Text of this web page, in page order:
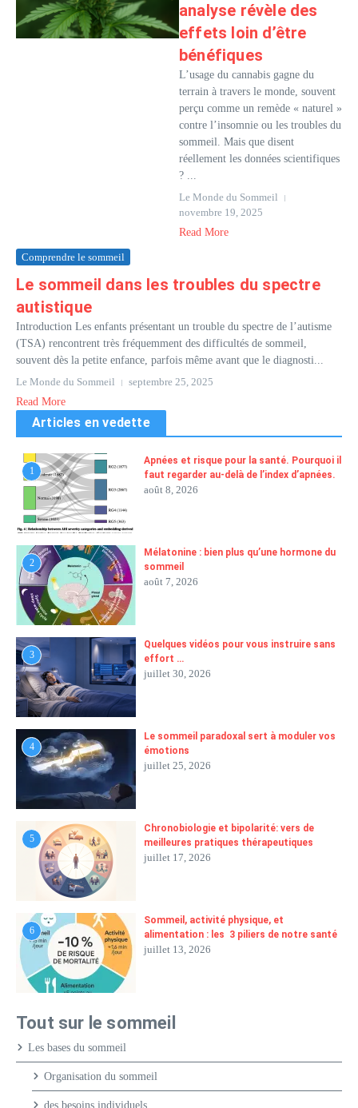
analyse révèle des
effets loin d’être
bénéfiques
L’usage du cannabis gagne du
terrain à travers le monde, souvent
perçu comme un remède « naturel »
contre l’insomnie ou les troubles du
sommeil. Mais que disent
réellement les données scientifiques
? ...
Le Monde du Sommeil
novembre 19, 2025
Read More
Comprendre le sommeil
Le sommeil dans les troubles du spectre
autistique
Introduction Les enfants présentant un trouble du spectre de l’autisme
(TSA) rencontrent très fréquemment des difficultés de sommeil,
souvent dès la petite enfance, parfois même avant que le diagnosti...
Le Monde du Sommeil
septembre 25, 2025
Read More
Articles en vedette
1
Apnées et risque pour la santé. Pourquoi il
faut regarder au-delà de l’index d’apnées.
août 8, 2026
2
Mélatonine : bien plus qu’une hormone du
sommeil
août 7, 2026
3
Quelques vidéos pour vous instruire sans
effort …
juillet 30, 2026
4
Le sommeil paradoxal sert à moduler vos
émotions
juillet 25, 2026
5
Chronobiologie et bipolarité: vers de
meilleures pratiques thérapeutiques
juillet 17, 2026
6
Sommeil, activité physique, et
alimentation : les 3 piliers de notre santé
juillet 13, 2026
Tout sur le sommeil
Les bases du sommeil
Organisation du sommeil
des besoins individuels